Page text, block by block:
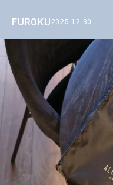
FUROKU 2025.12.30